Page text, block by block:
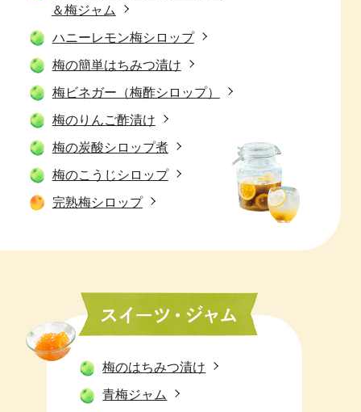
＆梅ジャム
ハニーレモン梅シロップ
梅の簡単はちみつ漬け
梅ビネガー（梅酢シロップ）
梅のりんご酢漬け
梅の炭酸シロップ煮
梅のこうじシロップ
完熟梅シロップ
梅のはちみつ漬け
青梅ジャム